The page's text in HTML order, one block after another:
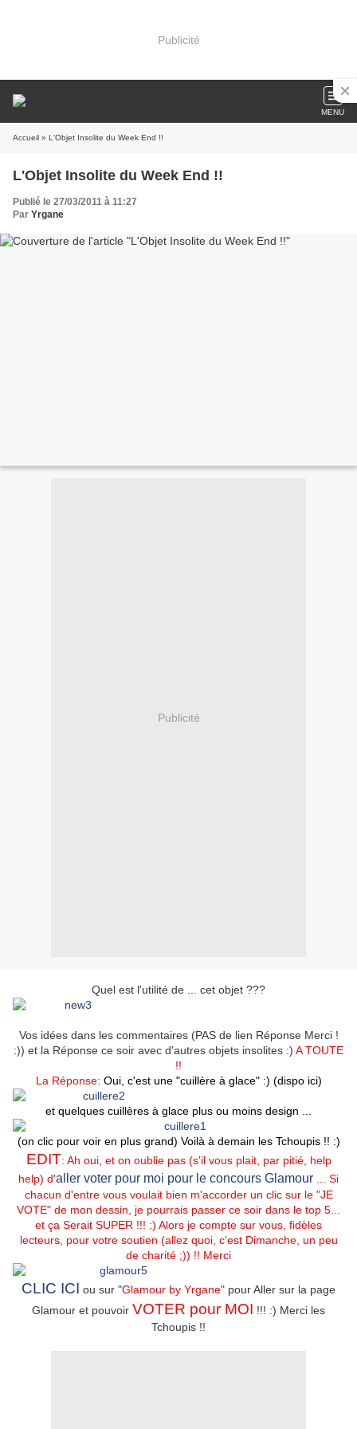
Publicité
MENU
Accueil » L'Objet Insolite du Week End !!
L'Objet Insolite du Week End !!
Publié le 27/03/2011 à 11:27
Par Yrgane
Publicité
Quel est l'utilité de ... cet objet ???
Vos idées dans les commentaires (PAS de lien Réponse Merci !
:)) et la Réponse ce soir avec d'autres objets insolites :) A TOUTE
!!
La Réponse: Oui, c'est une "cuillère à glace" :) (dispo ici)
et quelques cuillères à glace plus ou moins design ...
(on clic pour voir en plus grand) Voilà à demain les Tchoupis !! :)
EDIT: Ah oui, et on oublie pas (s'il vous plait, par pitié, help
help) d'aller voter pour moi pour le concours Glamour ... Si
chacun d'entre vous voulait bien m'accorder un clic sur le "JE
VOTE" de mon dessin, je pourrais passer ce soir dans le top 5...
et ça Serait SUPER !!! :) Alors je compte sur vous, fidèles
lecteurs, pour votre soutien (allez quoi, c'est Dimanche, un peu
de charité ;)) !! Merci
CLIC ICI ou sur "Glamour by Yrgane" pour Aller sur la page
Glamour et pouvoir VOTER pour MOI !!! :) Merci les
Tchoupis !!